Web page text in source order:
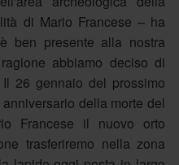
di Mario Francese – ha
ben presente alla nostra
abbiamo deciso di
26 gennaio del prossimo
della morte del
Francese il nuovo orto
trasferiremo nella zona